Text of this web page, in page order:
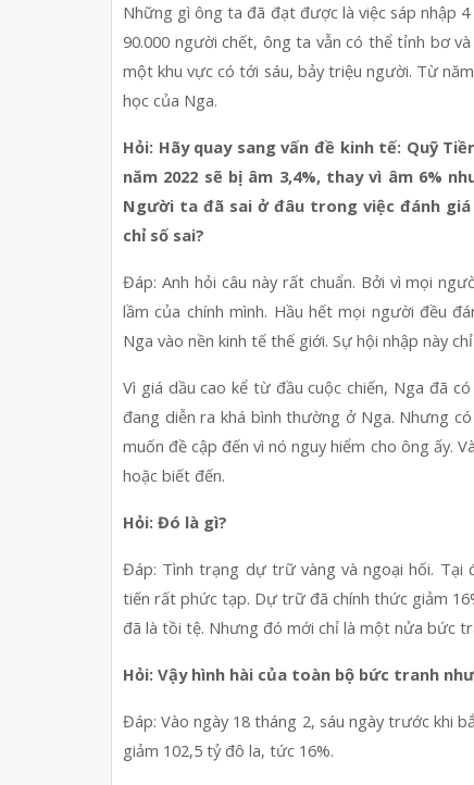
Những gì ông ta đã đạt được là việc sáp nhập
90.000 người chết, ông ta vẫn có thể tỉnh bơ
một khu vực có tới sáu, bảy triệu người. Từ
học của Nga.
Hỏi: Hãy quay sang vấn đề kinh tế: Quỹ
năm 2022 sẽ bị âm 3,4%, thay vì âm 6%
Người ta đã sai ở đâu trong việc đánh
chỉ số sai?
Đáp: Anh hỏi câu này rất chuẩn. Bởi vì mọi
lầm của chính mình. Hầu hết mọi người đều
Nga vào nền kinh tế thế giới. Sự hội nhập này
Vì giá dầu cao kể từ đầu cuộc chiến, Nga đã
đang diễn ra khá bình thường ở Nga. Nhưng
muốn đề cập đến vì nó nguy hiểm cho ông ấy.
hoặc biết đến.
Hỏi: Đó là gì?
Đáp: Tình trạng dự trữ vàng và ngoại hối.
tiến rất phức tạp. Dự trữ đã chính thức giảm
đã là tồi tệ. Nhưng đó mới chỉ là một nửa bức
Hỏi: Vậy hình hài của toàn bộ bức tranh
Đáp: Vào ngày 18 tháng 2, sáu ngày trước khi
giảm 102,5 tỷ đô la, tức 16%.